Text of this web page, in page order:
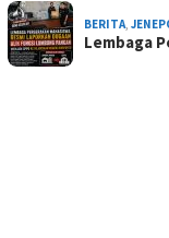
BERITA,
Lembaga